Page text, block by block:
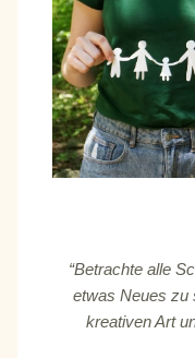
“Betrachte alle
etwas Neues zu
kreativen Art